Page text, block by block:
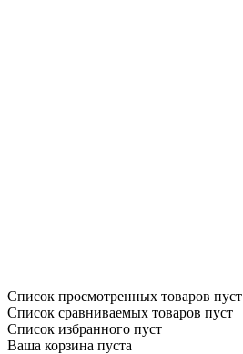
Список просмотренных товаров пуст
Список сравниваемых товаров пуст
Список избранного пуст
Ваша корзина пуста